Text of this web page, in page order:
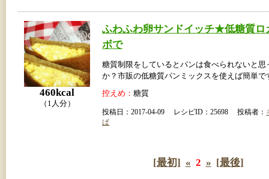
460kcal
（1人分）
ふわふわ卵サンドイッチ★低糖質ロ
ボで
糖質制限をしているとパンは食べられないと思
か？市販の低糖質パンミックスを使えば簡単で
控えめ： 糖質
投稿日：2017-04-09 レシピID：25698 投稿者：
ぱ
[最初] « 2 » [最後]